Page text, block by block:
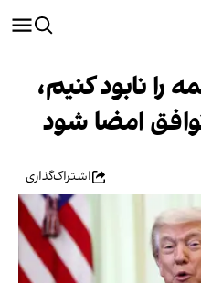
را نابود کنیم،
امضا شود
اشتراک‌گذاری